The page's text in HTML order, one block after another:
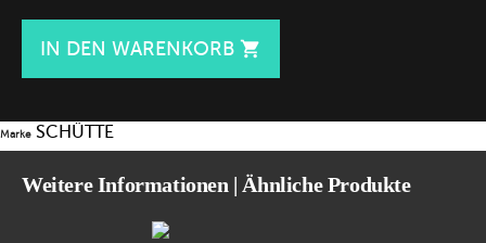
IN DEN WARENKORB 
Marke SCHÜTTE
Weitere Informationen | Ähnliche Produkte